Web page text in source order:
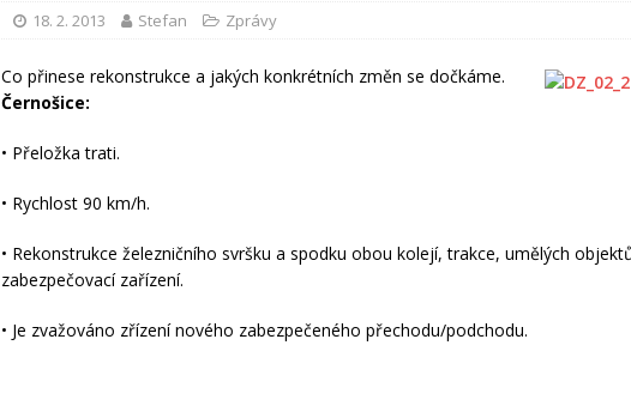
18. 2. 2013 Stefan Zprávy
Co přinese rekonstrukce a jakých konkrétních změn se dočkáme.
Černošice:
• Přeložka trati.
• Rychlost 90 km/h.
• Rekonstrukce železničního svršku a spodku obou kolejí, trakce, umělých
zabezpečovací zařízení.
• Je zvažováno zřízení nového zabezpečeného přechodu/podchodu.